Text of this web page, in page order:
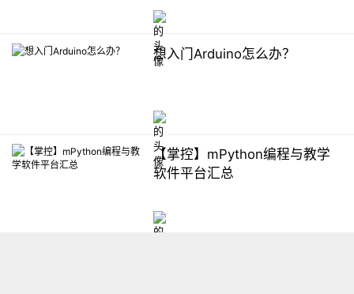
想入门Arduino怎么办？
【掌控】mPython编程与教学
软件平台汇总